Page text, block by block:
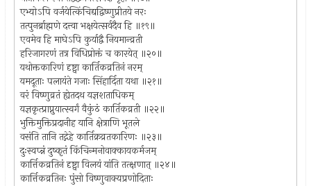
एभ्योऽपि वर्जयेत्किंचिद्यद्विष्णुप्रीतये नरः
तत्पुनर्ब्राह्मणे दत्त्वा भक्षयेत्सर्वदैव हि ॥१९॥
एवमेव हि माघेऽपि कुर्याद्वै नियमान्व्रती
हरिजागरणं तत्र विधिप्रोक्तं च कारयेत् ॥२०॥
यथोक्तकारिणं दृष्ट्वा कार्तिकव्रतिनं नरम्
यमदूताः पलायंते गजाः सिंहार्दिता यथा ॥२१॥
वरं विष्णुव्रतं ह्येतदथ यज्ञशताधिकम्
यज्ञकृत्प्राप्नुयात्स्वर्गं वैकुंठं कार्तिकव्रती ॥२२॥
भुक्तिमुक्तिप्रदानीह यानि क्षेत्राणि भूतले
वसंति तानि तद्गेहे कार्तिक्रव्रतकारिणः ॥२३॥
दुःस्वप्न्नं दुष्कृतं किंचिन्मनोवाक्कायकर्मजम्
कार्त्तिकव्रतिनं दृष्ट्वा विलयं यांति तत्क्षणात् ॥२४॥
कार्त्तिकव्रतिनः पुंसो विष्णुवाक्यप्रणोदिताः